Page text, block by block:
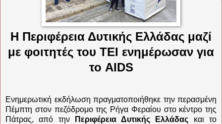
Η Περιφέρεια Δυτικής Ελλάδας μαζί
με φοιτητές του ΤΕΙ ενημέρωσαν για
το AIDS
Ενημερωτική εκδήλωση πραγματοποιήθηκε την περασμένη
Πέμπτη στον πεζόδρομο της Ρήγα Φεραίου στο κέντρο της
Πάτρας, από την
Περιφέρεια Δυτικής Ελλάδας και το